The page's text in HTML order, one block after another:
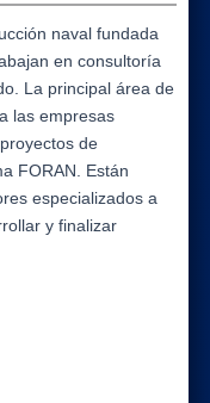
naval fundada
en consultoría
La principal área de
las empresas
de
FORAN. Están
especializados a
y finalizar